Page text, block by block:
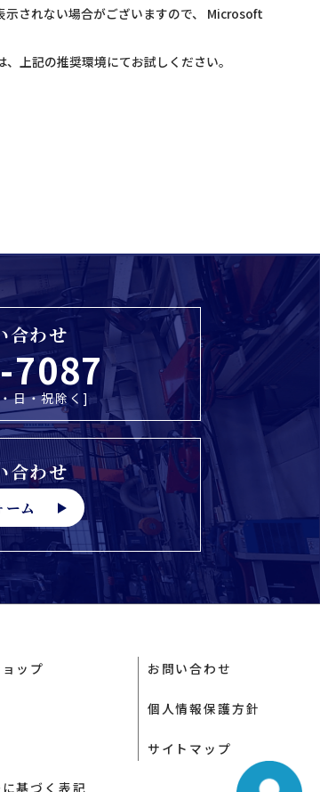
されない場合がございますので、 Microsoft
上記の推奨環境にてお試しください。
合わせ
日・祝除く]
合わせ
ム
ップ
基づく表記
お問い合わせ
個人情報保護方針
サイトマップ